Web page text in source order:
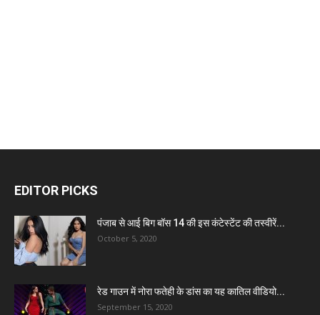
EDITOR PICKS
पंजाब से आई बिग बॉस 14 की इस कंटेस्टेंट की तस्वीरें...
October 5, 2020
रेड गाउन में नोरा फतेही के डांस का यह कातिल वीडियो...
September 15, 2020